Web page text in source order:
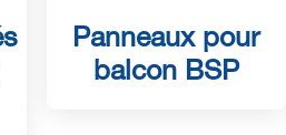
Panneaux pour
balcon BSP